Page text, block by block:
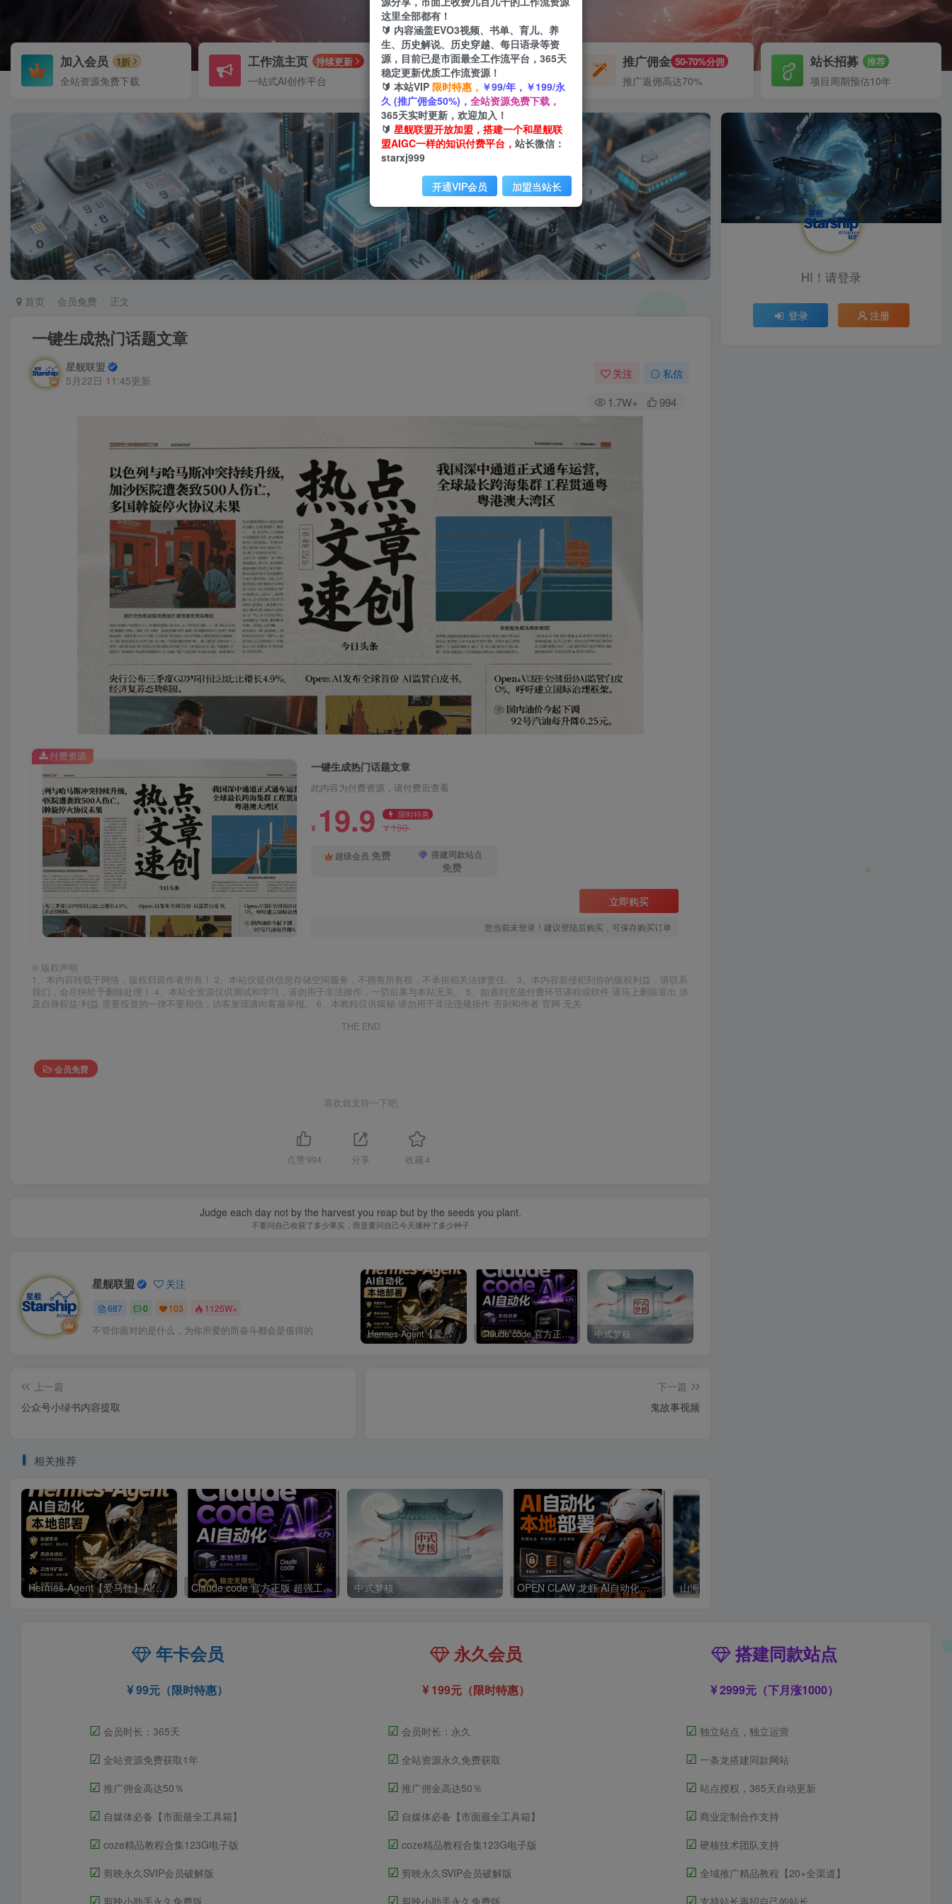
加入会员 1折
全站资源免费下载
工作流主页 持续更新
一站式AI创作平台
每周免费工作流 体验
不定期更新
推广佣金 50-70%分佣
推广返佣高达70%
站长招募 推荐
项目周期预估10年
首页 会员免费 正文
一键生成热门话题文章
星舰联盟
5月22日 11:45更新
关注 私信
1.7W+ 994
一键生成热门话题文章
此内容为付费资源，请付费后查看
¥ 19.9 限时特惠
¥199
超级会员 免费 搭建同款站点
免费
立即购买
您当前未登录！建议登陆后购买，可保存购买订单
付费资源
© 版权声明
1、本内容转载于网络，版权归原作者所有！ 2、本站仅提供信息存储空间服务，不拥有所有权，不承担相关法律责任。 3、本内容若侵犯到你的版权利益，请联系
我们，会尽快给予删除处理！ 4、本站全资源仅供测试和学习，请勿用于非法操作，一切后果与本站无关。 5、如遇到充值付费环节课程或软件 请马上删除退出 涉
及自身权益/利益 需要投资的一律不要相信，访客发现请向客服举报。 6、本教程仅供揭秘 请勿用于非法违规操作 否则和作者 官网 无关
THE END
会员免费
喜欢就支持一下吧
点赞 994 分享 收藏4
Judge each day not by the harvest you reap but by the seeds you plant.
不要问自己收获了多少果实，而是要问自己今天播种了多少种子
星舰联盟 关注
687 0 103 1125W+
不管你面对的是什么，为你所爱的而奋斗都会是值得的 Hermes-Agent【爱马仕】AI自动化部署【会员免费领取安装包】 Claude code 官方正版 超强工具【会员免费领取安装包】 中式梦核
上一篇
公众号小绿书内容提取
下一篇
鬼故事视频
相关推荐
Hermes-Agent【爱马仕】AI自动化部署【会员免费领取安装包】 Claude code 官方正版 超强工具【会员免费领取安装包】 中式梦核 OPEN CLAW 龙虾 AI自动化部署【会员免费领取安装包】 山海经视频【速创剪映小助手】
HI！请登录
登录 注册
年卡会员
99元（限时特惠）
☑ 会员时长：365天
☑ 全站资源免费获取1年
☑ 推广佣金高达50％
☑ 自媒体必备【市面最全工具箱】
☑ coze精品教程合集123G电子版
☑ 剪映永久SVIP会员破解版
☑ 剪映小助手永久免费版
永久会员
199元（限时特惠）
☑ 会员时长：永久
☑ 全站资源永久免费获取
☑ 推广佣金高达50％
☑ 自媒体必备【市面最全工具箱】
☑ coze精品教程合集123G电子版
☑ 剪映永久SVIP会员破解版
☑ 剪映小助手永久免费版
搭建同款站点
2999元（下月涨1000）
☑ 独立站点，独立运营
☑ 一条龙搭建同款网站
☑ 站点授权，365天自动更新
☑ 商业定制合作支持
☑ 硬核技术团队支持
☑ 全域推广精品教程【20+全渠道】
☑ 支持站长再招自己的站长
这里全部都有！
🔰 内容涵盖EVO3视频、书单、育儿、养
生、历史解说、历史穿越、每日语录等资
源，目前已是市面最全工作流平台，365天
稳定更新优质工作流资源！
🔰 本站VIP 限时特惠， ￥99/年，￥199/永
久 (推广佣金50%)， 全站资源免费下载，
365天实时更新，欢迎加入！
🔰 星舰联盟开放加盟，搭建一个和星舰联
盟AIGC一样的知识付费平台， 站长微信：
starxj999
开通VIP会员 加盟当站长